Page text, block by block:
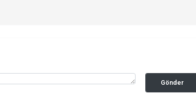
Gönder